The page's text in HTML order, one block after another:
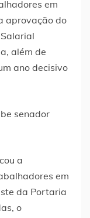
em
aprovação do
além de
ano decisivo
a
em
da Portaria
o